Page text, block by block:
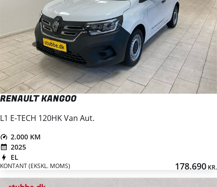
RENAULT KANGOO
L1 E-TECH 120HK Van Aut.
2.000 KM
2025
EL
KONTANT (EKSKL. MOMS) 178.690 KR.